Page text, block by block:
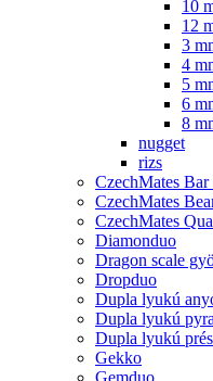
10
12
3
4
5
6
8
nugget
rizs
CzechMates
CzechMates
CzechMates
Diamonduo
Dragon scale
Dropduo
Dupla lyukú
Dupla lyukú
Dupla lyukú
Gekko